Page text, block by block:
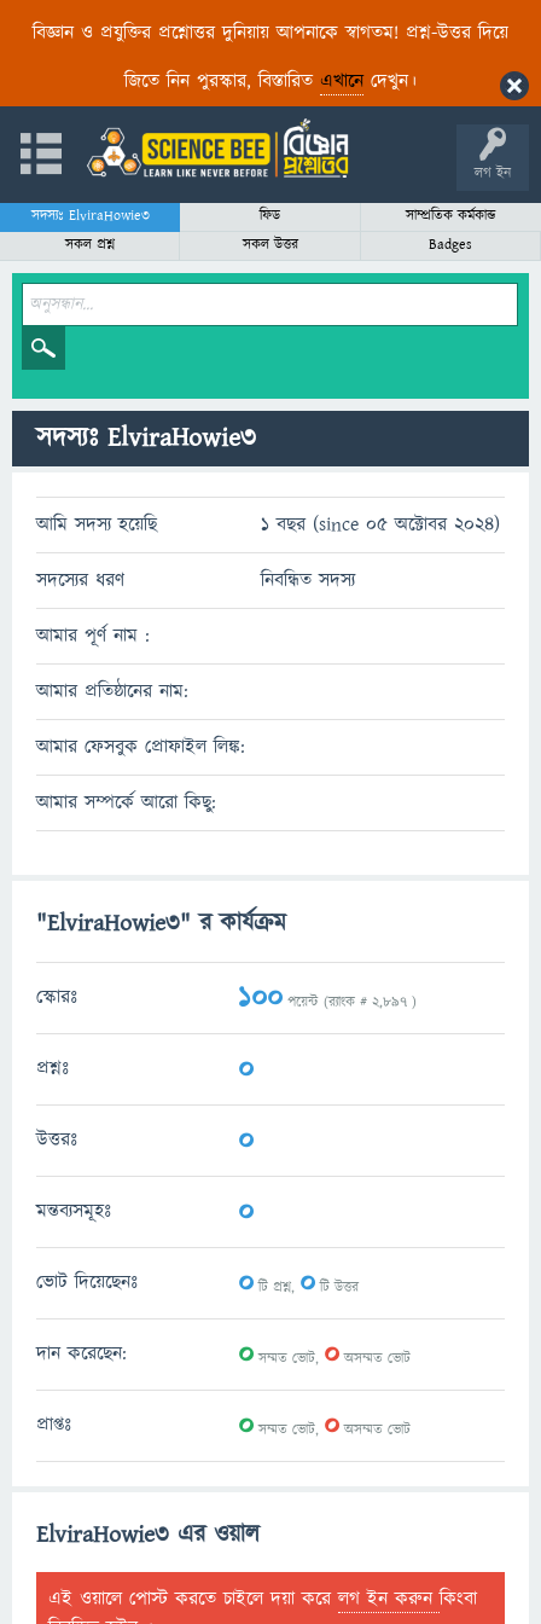
বিজ্ঞান ও প্রযুক্তির প্রশ্নোত্তর দুনিয়ায় আপনাকে স্বাগতম! প্রশ্ন-উত্তর দিয়ে
জিতে নিন পুরস্কার, বিস্তারিত এখানেদেখুন।
লগ ইন
সদস্যঃ ElviraHowie3 ফিড
সাম্প্রতিক কর্মকান্ড
সকল প্রশ্ন
সকল উত্তর Badges
সদস্যঃ ElviraHowie3
আমি সদস্য হয়েছি 1 বছর (since 05 অক্টোবর 2024)
সদস্যের ধরণ নিবন্ধিত সদস্য
আমার পূর্ণ নাম :
আমার প্রতিষ্ঠানের নাম:
আমার ফেসবুক প্রোফাইল লিঙ্ক:
আমার সম্পর্কে আরো কিছু:
"ElviraHowie3" র কার্যক্রম
স্কোরঃ 100 পয়েন্ট (র‌্যাংক # 2,897 )
প্রশ্নঃ 0
উত্তরঃ 0
মন্তব্যসমূহঃ 0
ভোট দিয়েছেনঃ 0টি প্রশ্ন, 0টি উত্তর
দান করেছেন: 0সম্মত ভোট, 0অসম্মত ভোট
প্রাপ্তঃ 0সম্মত ভোট, 0অসম্মত ভোট
ElviraHowie3 এর ওয়াল
এই ওয়ালে পোস্ট করতে চাইলে দয়া করেলগ ইন করুনকিংবা